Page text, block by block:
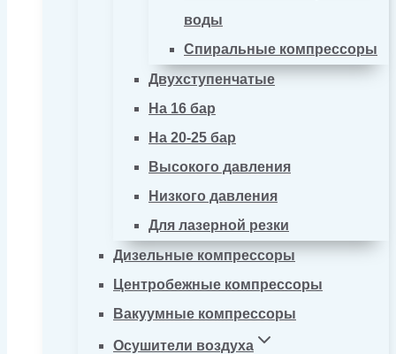
воды
Спиральные компрессоры
Двухступенчатые
На 16 бар
На 20-25 бар
Высокого давления
Низкого давления
Для лазерной резки
Дизельные компрессоры
Центробежные компрессоры
Вакуумные компрессоры
Осушители воздуха